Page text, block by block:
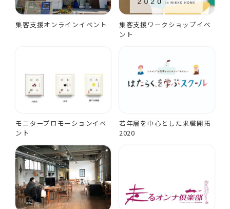
集客支援オンラインイベント
集客支援ワークショップイベ
ント
モニタープロモーションイベ
ント
若年層を中心とした求職開拓
2020